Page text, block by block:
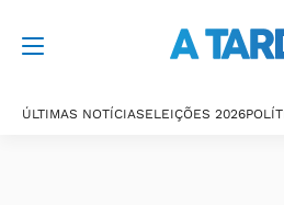
ÚLTIMAS NOTÍCIASELEIÇÕES 2026